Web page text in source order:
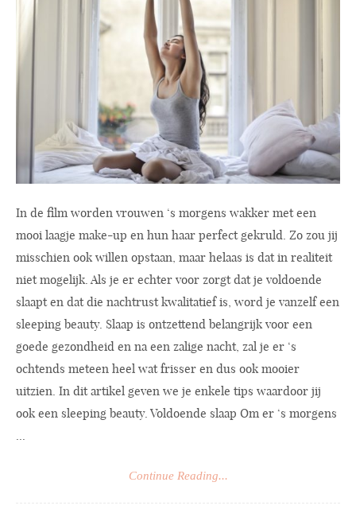
In de film worden vrouwen ‘s morgens wakker met een
mooi laagje make-up en hun haar perfect gekruld. Zo zou jij
misschien ook willen opstaan, maar helaas is dat in realiteit
niet mogelijk. Als je er echter voor zorgt dat je voldoende
slaapt en dat die nachtrust kwalitatief is, word je vanzelf een
sleeping beauty. Slaap is ontzettend belangrijk voor een
goede gezondheid en na een zalige nacht, zal je er ‘s
ochtends meteen heel wat frisser en dus ook mooier
uitzien. In dit artikel geven we je enkele tips waardoor jij
ook een sleeping beauty. Voldoende slaap Om er ‘s morgens
...
Continue Reading...